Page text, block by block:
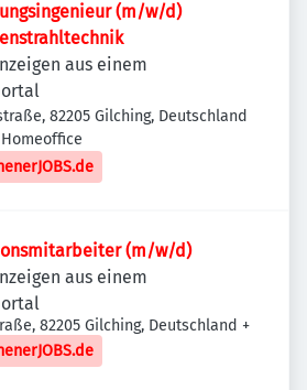
(m/w/d)
aus einem
82205 Gilching, Deutschland
(m/w/d)
aus einem
82205 Gilching, Deutschland +